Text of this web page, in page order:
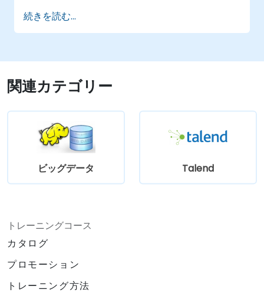
きる
あらゆるアプリケーション、データベース、
異種混合なシステムやアプリケーションも円
滑に連携させられる
既存のJavaコードライブラリをプロジェクト
コミュニティ提供のコンポーネントやコード
を活用してプロジェクトを発展させられる
Eclipseのドラッグ＆ドロップ操作環境下で迅
速にシステム、アプリケーション、データソ
ースを統合できる
可能になる
続きを読む...
関連カテゴリー
ビッグデータ Talend
トレーニングコース
カタログ
プロモーション
トレーニング方法